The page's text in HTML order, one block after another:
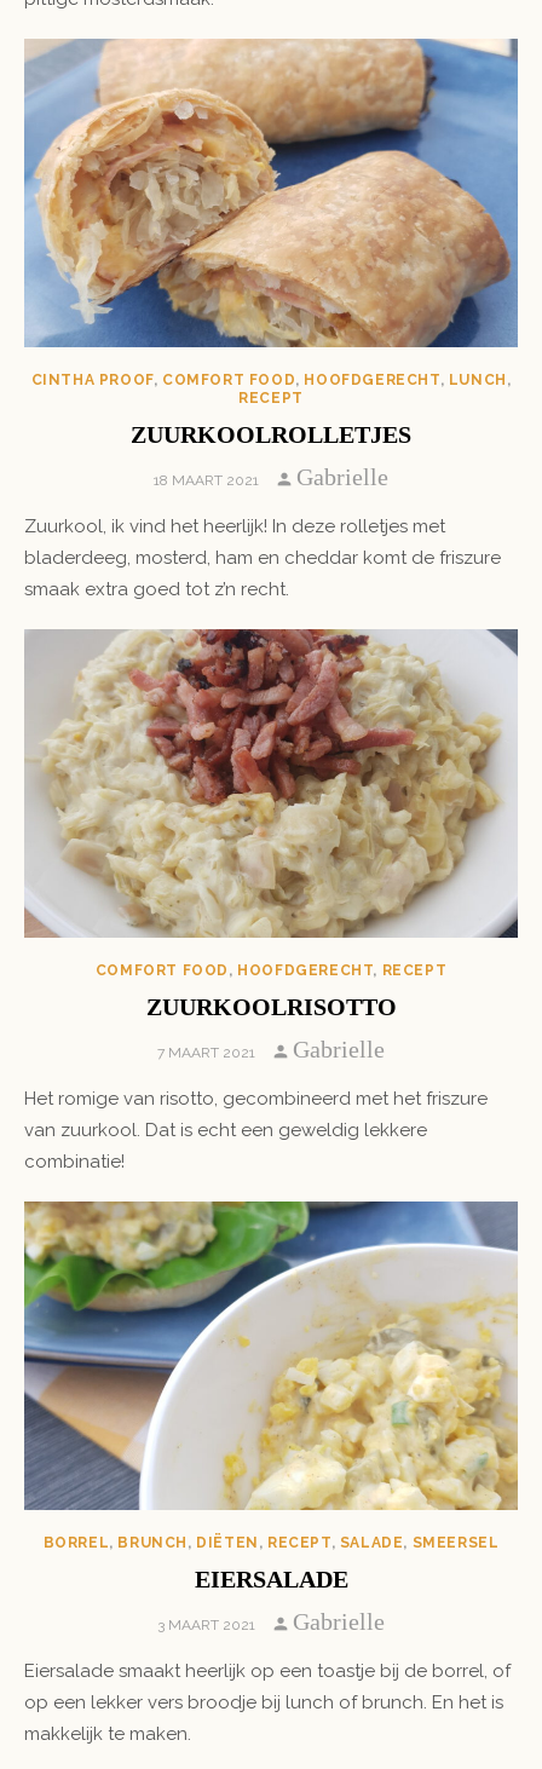
CINTHA PROOF, COMFORT FOOD, HOOFDGERECHT, LUNCH ,
RECEPT
ZUURKOOLROLLETJES
POSTED
18 MAART 2021 Author
Gabrielle
Zuurkool, ik vind het heerlijk! In deze rolletjes met
bladerdeeg, mosterd, ham en cheddar komt de friszure
smaak extra goed tot z’n recht.
COMFORT FOOD , HOOFDGERECHT, RECEPT
ZUURKOOLRISOTTO
POSTED
7 MAART 2021 Author
Gabrielle
Het romige van risotto, gecombineerd met het friszure
van zuurkool. Dat is echt een geweldig lekkere
combinatie!
BORREL, BRUNCH , DIËTEN , RECEPT, SALADE, SMEERSEL
EIERSALADE
POSTED
3 MAART 2021 Author
Gabrielle
Eiersalade smaakt heerlijk op een toastje bij de borrel, of
op een lekker vers broodje bij lunch of brunch. En het is
makkelijk te maken.